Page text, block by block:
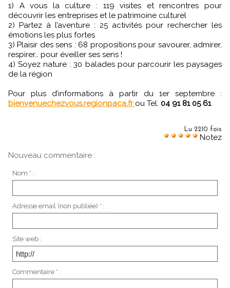
1) A vous la culture : 119 visites et rencontres pour
découvrir les entreprises et le patrimoine culturel
2) Partez à l’aventure : 25 activités pour rechercher les
émotions les plus fortes
3) Plaisir des sens : 68 propositions pour savourer, admirer,
respirer… pour éveiller ses sens !
4) Soyez nature : 30 balades pour parcourir les paysages
de la région
Pour plus d’informations à partir du 1er septembre :
bienvenuechezvous.regionpaca.fr ou Tel. 04 91 81 05 61
Lu 2210 fois
Notez
Nouveau commentaire :
Nom * :
Adresse email (non publiée) * :
Site web :
Commentaire * :